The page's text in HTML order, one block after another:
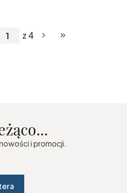
z 4 Przejdź do
i promocji.